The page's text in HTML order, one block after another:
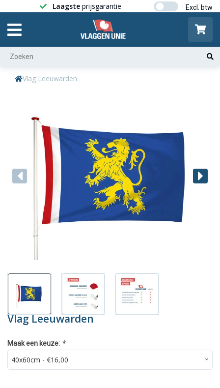
Laagste prijsgarantie Gratis
Vlag Leeuwarden
Vlag Leeuwarden
Maak een keuze: *